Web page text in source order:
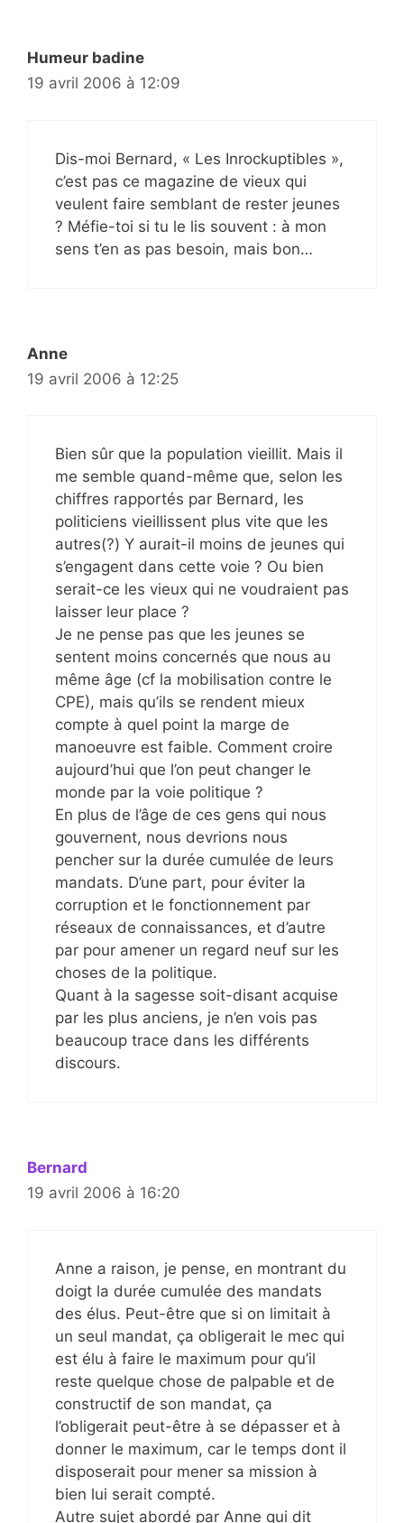
Humeur badine
19 avril 2006 à 12:09
Dis-moi Bernard, « Les Inrockuptibles »,
c’est pas ce magazine de vieux qui
veulent faire semblant de rester jeunes
? Méfie-toi si tu le lis souvent : à mon
sens t’en as pas besoin, mais bon…
Anne
19 avril 2006 à 12:25
Bien sûr que la population vieillit. Mais il
me semble quand-même que, selon les
chiffres rapportés par Bernard, les
politiciens vieillissent plus vite que les
autres(?) Y aurait-il moins de jeunes qui
s’engagent dans cette voie ? Ou bien
serait-ce les vieux qui ne voudraient pas
laisser leur place ?
Je ne pense pas que les jeunes se
sentent moins concernés que nous au
même âge (cf la mobilisation contre le
CPE), mais qu’ils se rendent mieux
compte à quel point la marge de
manoeuvre est faible. Comment croire
aujourd’hui que l’on peut changer le
monde par la voie politique ?
En plus de l’âge de ces gens qui nous
gouvernent, nous devrions nous
pencher sur la durée cumulée de leurs
mandats. D’une part, pour éviter la
corruption et le fonctionnement par
réseaux de connaissances, et d’autre
par pour amener un regard neuf sur les
choses de la politique.
Quant à la sagesse soit-disant acquise
par les plus anciens, je n’en vois pas
beaucoup trace dans les différents
discours.
Bernard
19 avril 2006 à 16:20
Anne a raison, je pense, en montrant du
doigt la durée cumulée des mandats
des élus. Peut-être que si on limitait à
un seul mandat, ça obligerait le mec qui
est élu à faire le maximum pour qu’il
reste quelque chose de palpable et de
constructif de son mandat, ça
l’obligerait peut-être à se dépasser et à
donner le maximum, car le temps dont il
disposerait pour mener sa mission à
bien lui serait compté.
Autre sujet abordé par Anne qui dit